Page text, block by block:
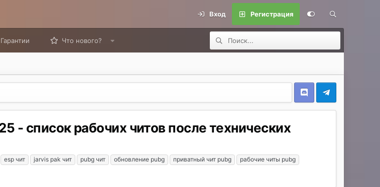
Вход Регистрация
Гарантии Что нового?
- список рабочих читов после технических
esp чит jarvis pak чит pubg чит обновление pubg приватный чит pubg
рабочие читы pubg